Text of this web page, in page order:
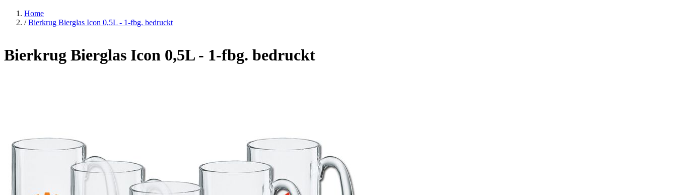
Home
/ Bierkrug Bierglas Icon 0,5L - 1-fbg. bedruckt
Bierkrug Bierglas Icon 0,5L - 1-fbg. bedruckt